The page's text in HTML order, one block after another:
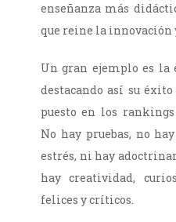
enseñanza más
que reine la innovación
Un gran ejemplo es la
destacando así su
puesto en los
No hay pruebas, no
estrés, ni hay
hay creatividad,
felices y críticos.